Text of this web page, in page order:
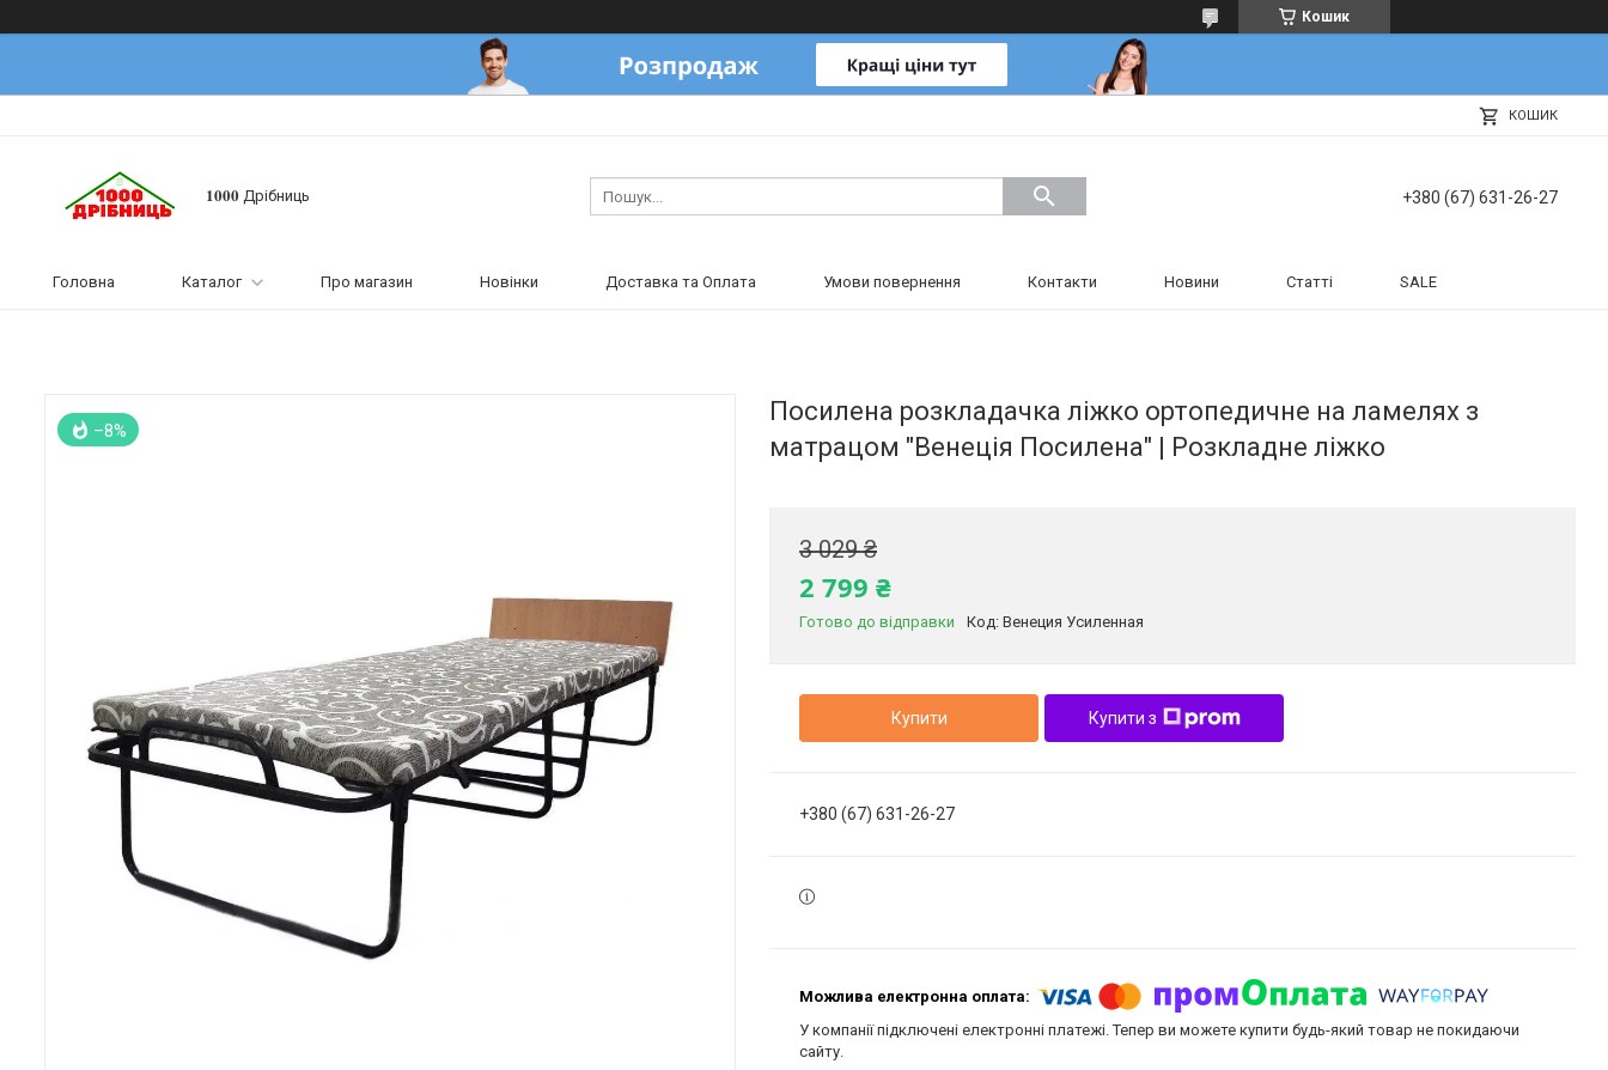
Кошик
КОШИК
𝟏𝟎𝟎𝟎 Дрібниць +380 (67) 631-26-27
Головна Каталог Про магазин Новінки Доставка та Оплата Умови повернення Контакти Новини Статті SALE
–8%
Посилена розкладачка ліжко ортопедичне на ламелях з
матрацом "Венеція Посилена" | Розкладне ліжко
3 029 ₴
2 799 ₴
Готово до відправки Код: Венеция Усиленная
Купити Купити з
+380 (67) 631-26-27
У компанії підключені електронні платежі. Тепер ви можете купити будь-який товар не покидаючи
сайту.